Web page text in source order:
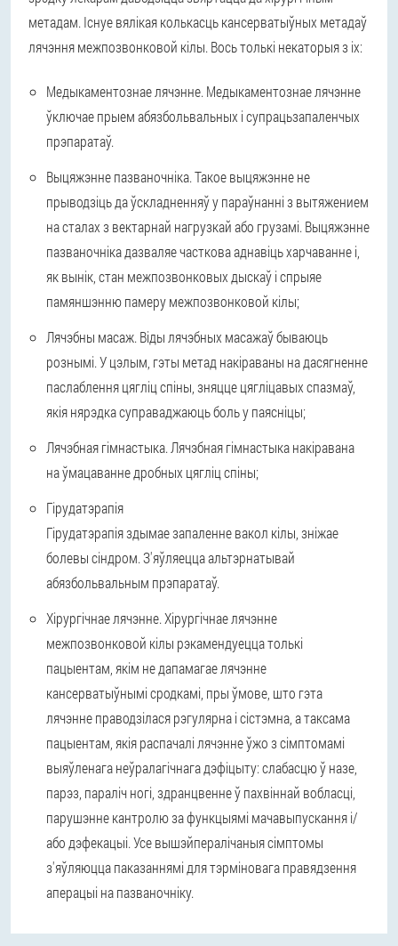
метадам. Існуе вялікая колькасць кансерватыўных метадаў
лячэння межпозвонковой кілы. Вось толькі некаторыя з іх:
Медыкаментознае лячэнне. Медыкаментознае лячэнне
ўключае прыем абязбольвальных і супрацьзапаленчых
прэпаратаў.
Выцяжэнне пазваночніка. Такое выцяжэнне не
прыводзіць да ўскладненняў у параўнанні з вытяжением
на сталах з вектарнай нагрузкай або грузамі. Выцяжэнне
пазваночніка дазваляе часткова аднавіць харчаванне і,
як вынік, стан межпозвонковых дыскаў і спрыяе
памяншэнню памеру межпозвонковой кілы;
Лячэбны масаж. Віды лячэбных масажаў бываюць
рознымі. У цэлым, гэты метад накіраваны на дасягненне
паслаблення цягліц спіны, зняцце цягліцавых спазмаў,
якія нярэдка суправаджаюць боль у паясніцы;
Лячэбная гімнастыка. Лячэбная гімнастыка накіравана
на ўмацаванне дробных цягліц спіны;
Гірудатэрапія
Гірудатэрапія здымае запаленне вакол кілы, зніжае
болевы сіндром. З'яўляецца альтэрнатывай
абязбольвальным прэпаратаў.
Хірургічнае лячэнне. Хірургічнае лячэнне
межпозвонковой кілы рэкамендуецца толькі
пацыентам, якім не дапамагае лячэнне
кансерватыўнымі сродкамі, пры ўмове, што гэта
лячэнне праводзілася рэгулярна і сістэмна, а таксама
пацыентам, якія распачалі лячэнне ўжо з сімптомамі
выяўленага неўралагічнага дэфіцыту: слабасцю ў назе,
парэз, параліч ногі, здранцвенне ў пахвіннай вобласці,
парушэнне кантролю за функцыямі мачавыпускання і/
або дэфекацыі. Усе вышэйпералічаныя сімптомы
з'яўляюцца паказаннямі для тэрміновага правядзення
аперацыі на пазваночніку.